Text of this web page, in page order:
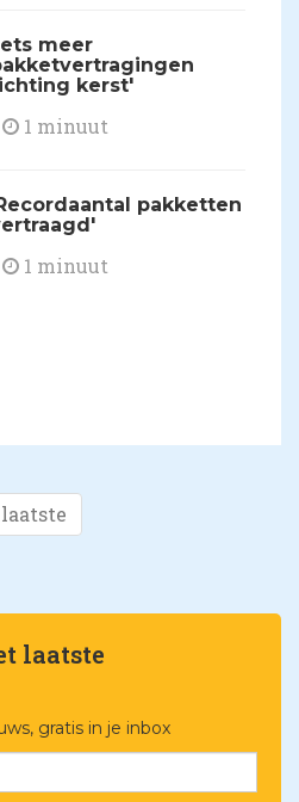
meer
kerst'
1 minuut
pakketten
1 minuut
laatste
laatste
gratis in je inbox